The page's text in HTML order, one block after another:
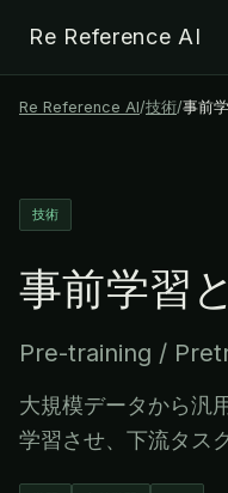
Re Reference AI
Re Reference AI/技術/事前
技術
事前学習
Pre-training /
大規模データから汎
学習させ、下流タス